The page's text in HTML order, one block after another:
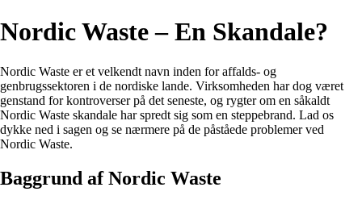
Nordic Waste – En Skandale?
Nordic Waste er et velkendt navn inden for affalds- og
genbrugssektoren i de nordiske lande. Virksomheden har dog været
genstand for kontroverser på det seneste, og rygter om en såkaldt
Nordic Waste skandale har spredt sig som en steppebrand. Lad os
dykke ned i sagen og se nærmere på de påståede problemer ved
Nordic Waste.
Baggrund af Nordic Waste